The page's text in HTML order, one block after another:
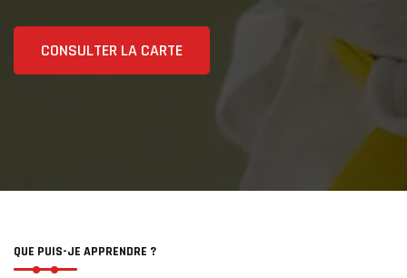
CONSULTER LA CARTE
QUE PUIS-JE APPRENDRE ?